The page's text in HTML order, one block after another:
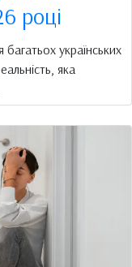
році
українських
яка